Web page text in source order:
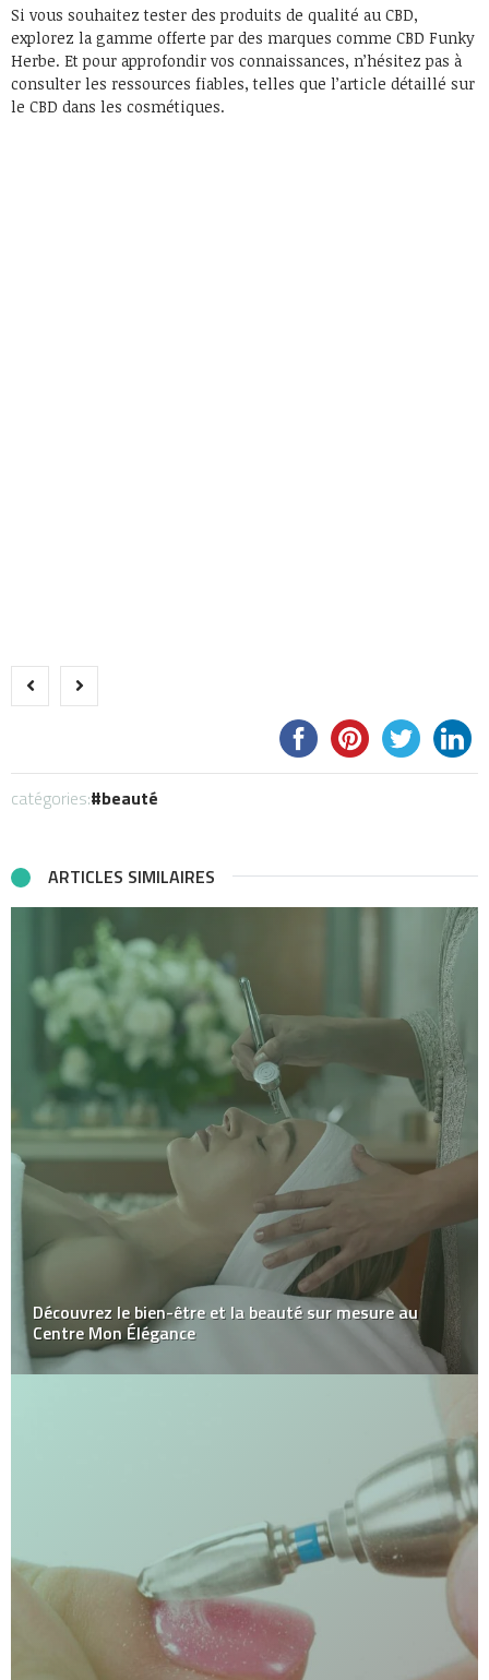
Si vous souhaitez tester des produits de qualité au CBD,
explorez la gamme offerte par des marques comme CBD Funky
Herbe. Et pour approfondir vos connaissances, n’hésitez pas à
consulter les ressources fiables, telles que l’article détaillé sur
le CBD dans les cosmétiques.
catégories: beauté
ARTICLES SIMILAIRES
Découvrez le bien-être et la beauté sur mesure au
Centre Mon Élégance